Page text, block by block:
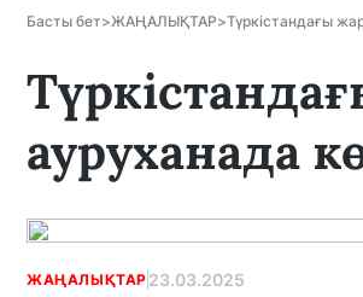
Басты бет>ЖАҢАЛЫҚТАР>Түркістандағы
ауруханада
ЖАҢАЛЫҚТАР 23.03.2025